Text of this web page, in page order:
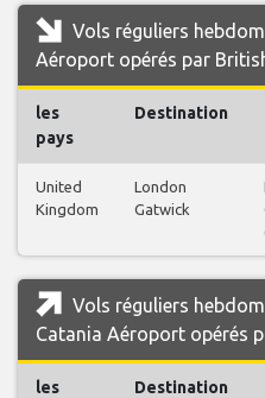
Vols réguliers
Aéroport opérés par
les
pays
Destination
United
Kingdom
London
Gatwick
Vols réguliers
Catania Aéroport opérés
les
Destination